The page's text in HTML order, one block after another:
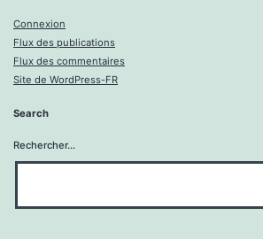
Connexion
Flux des publications
Flux des commentaires
Site de WordPress-FR
Search
Rechercher…